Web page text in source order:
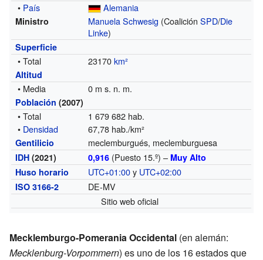
• País Alemania
Ministro Manuela Schwesig (CoaliciónSPD/Die
Linke)
Superficie
• Total 23170km²
Altitud
• Media 0 m s. n. m.
Población (2007)
• Total
1 679 682 hab.
• Densidad 67,78 hab./km²
Gentilicio meclemburgués, meclemburguesa
IDH (2021) 0,916 (Puesto 15.º) – Muy Alto
Huso horario
UTC+01:00y UTC+02:00
ISO 3166-2
DE-MV
Sitio web oficial
Mecklemburgo-Pomerania Occidental (en alemán:
Mecklenburg-Vorpommern) es uno de los 16 estados que